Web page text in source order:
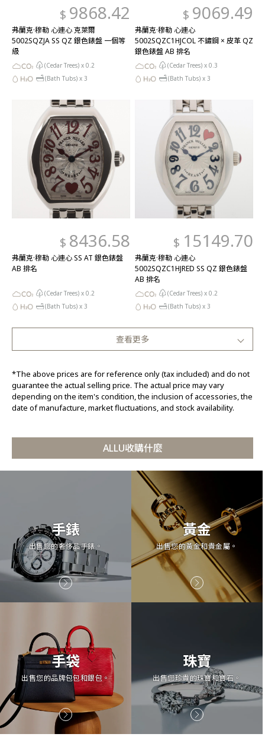
$ 9868.42
弗蘭克·穆勒 心連心 克萊爾
5002SQZJA SS QZ 銀色錶盤 一個等
級
(Cedar Trees) x 0.2
(Bath Tubs) x 3
$ 9069.49
弗蘭克·穆勒 心連心
5002SQZC1HJCOL 不鏽鋼 × 皮革 QZ
銀色錶盤 AB 排名
(Cedar Trees) x 0.3
(Bath Tubs) x 3
$ 8436.58
弗蘭克·穆勒 心連心 SS AT 銀色錶盤
AB 排名
(Cedar Trees) x 0.2
(Bath Tubs) x 3
$ 15149.70
弗蘭克·穆勒 心連心
5002SQZC1HJRED SS QZ 銀色錶盤
AB 排名
(Cedar Trees) x 0.2
(Bath Tubs) x 3
查看更多
*The above prices are for reference only (tax included) and do not
guarantee the actual selling price. The actual price may vary
depending on the item's condition, the inclusion of accessories, the
date of manufacture, market fluctuations, and stock availability.
ALLU收購什麼
手錶
出售您的奢侈品手錶。
黃金
出售您的黃金和貴金屬。
手袋
出售您的品牌包包和銀包。
珠寶
出售您珍貴的珠寶和寶石。